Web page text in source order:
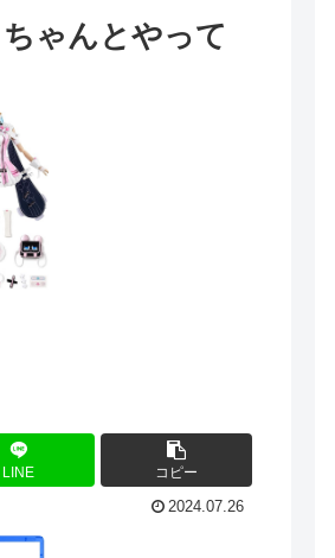
ゃんとやって
LINE コピー
2024.07.26